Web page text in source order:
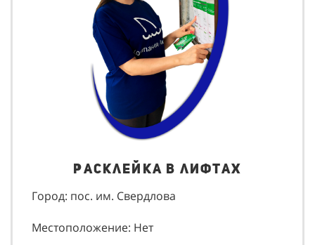
Расклейка в лифтах
Город: пос. им. Свердлова
Местоположение: Нет